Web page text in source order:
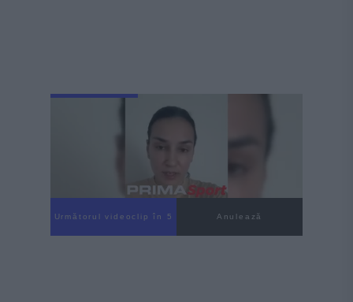
Următorul videoclip în 3 Anulează